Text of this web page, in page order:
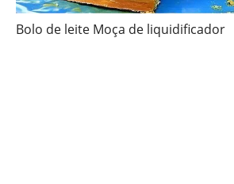
Bolo de leite Moça de liquidificador